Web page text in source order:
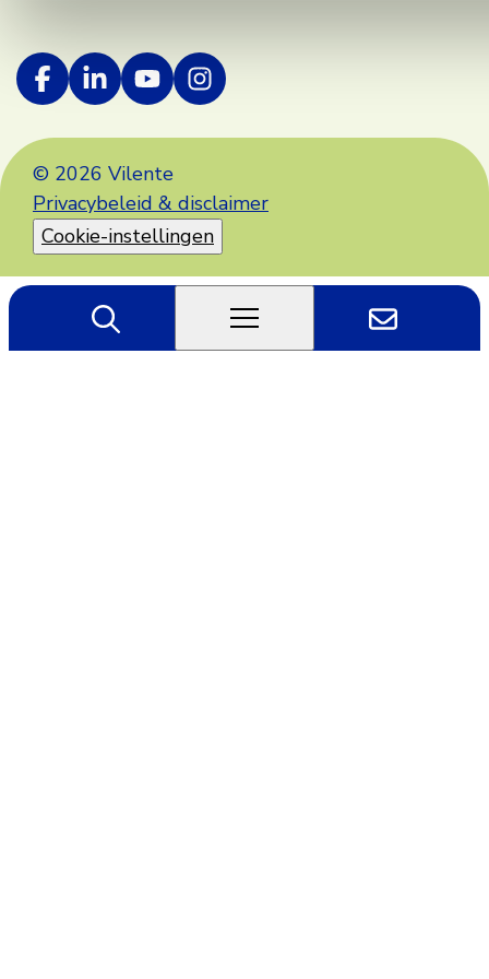
© 2026 Vilente
Privacybeleid & disclaimer
Cookie-instellingen